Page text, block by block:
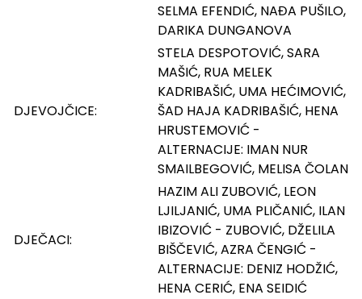
SELMA EFENDIĆ, NAĐA PUŠILO,
DARIKA DUNGANOVA
DJEVOJČICE:
STELA DESPOTOVIĆ, SARA
MAŠIĆ, RUA MELEK
KADRIBAŠIĆ, UMA HEĆIMOVIĆ,
ŠAD HAJA KADRIBAŠIĆ, HENA
HRUSTEMOVIĆ -
ALTERNACIJE: IMAN NUR
SMAILBEGOVIĆ, MELISA ČOLAN
DJEČACI:
HAZIM ALI ZUBOVIĆ, LEON
LJILJANIĆ, UMA PLIČANIĆ, ILAN
IBIZOVIĆ - ZUBOVIĆ, DŽELILA
BIŠČEVIĆ, AZRA ČENGIĆ -
ALTERNACIJE: DENIZ HODŽIĆ,
HENA CERIĆ, ENA SEIDIĆ